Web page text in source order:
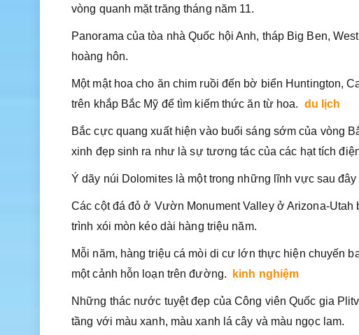
vòng quanh mặt trăng tháng năm 11.
Panorama của tòa nhà Quốc hội Anh, tháp Big Ben,
hoàng hôn.
Một mật hoa cho ăn chim ruồi đến bờ biển Huntington,
trên khắp Bắc Mỹ để tìm kiếm thức ăn từ hoa. du lịch
Bắc cực quang xuất hiện vào buổi sáng sớm của vòng
xinh đẹp sinh ra như là sự tương tác của các hạt tích
Ý dãy núi Dolomites là một trong những lĩnh vực sau
Các cột đá đỏ ở Vườn Monument Valley ở Arizona-
trình xói mòn kéo dài hàng triệu năm.
Mỗi năm, hàng triệu cá mòi di cư lớn thực hiện chuyến
một cảnh hỗn loạn trên đường.
kinh nghiệm
Những thác nước tuyệt đẹp của Công viên Quốc gia
tầng với màu xanh, màu xanh lá cây và màu ngọc lam.